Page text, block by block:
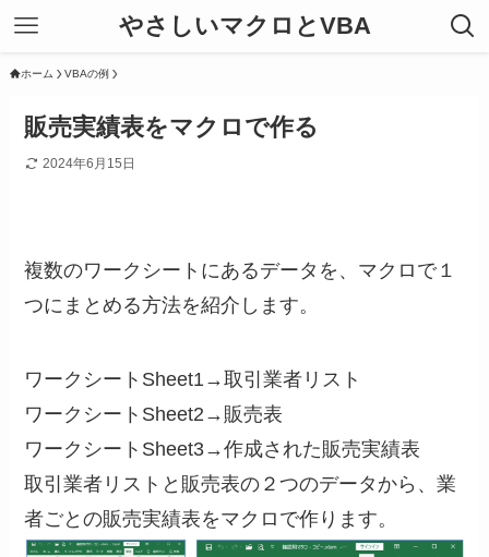
やさしいマクロとVBA
ホーム VBAの例
販売実績表をマクロで作る
2024年6月15日
複数のワークシートにあるデータを、マクロで１
つにまとめる方法を紹介します。
ワークシートSheet1→取引業者リスト
ワークシートSheet2→販売表
ワークシートSheet3→作成された販売実績表
取引業者リストと販売表の２つのデータから、業
者ごとの販売実績表をマクロで作ります。